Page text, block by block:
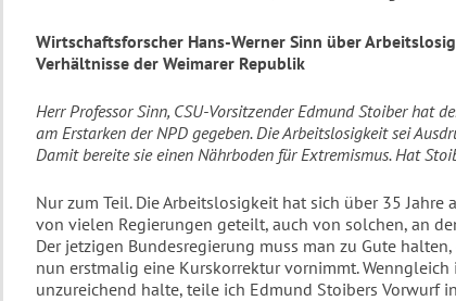
Wirtschaftsforscher Hans-Werner Sinn über
Verhältnisse der Weimarer Republik
Herr Professor Sinn, CSU-Vorsitzender Edmund Stoiber hat
am Erstarken der NPD gegeben. Die Arbeitslosigkeit sei
Damit bereite sie einen Nährboden für Extremismus. Hat
Nur zum Teil. Die Arbeitslosigkeit hat sich über 35
von vielen Regierungen geteilt, auch von solchen, an
Der jetzigen Bundesregierung muss man zu Gute
nun erstmalig eine Kurskorrektur vornimmt. Wenngleich
unzureichend halte, teile ich Edmund Stoibers Vorwurf